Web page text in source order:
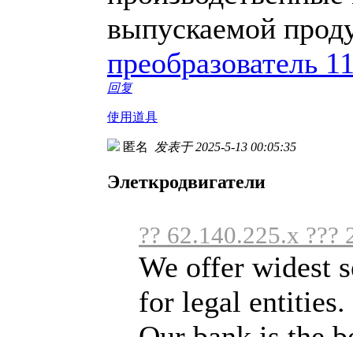
выпускаемой
преобразователь
回复
使用道具
匿名 发表于 2025-5-13 00:05:35
Элеткродвигатели
?? 62.140.225.x ???
We offer widest
for legal entities.